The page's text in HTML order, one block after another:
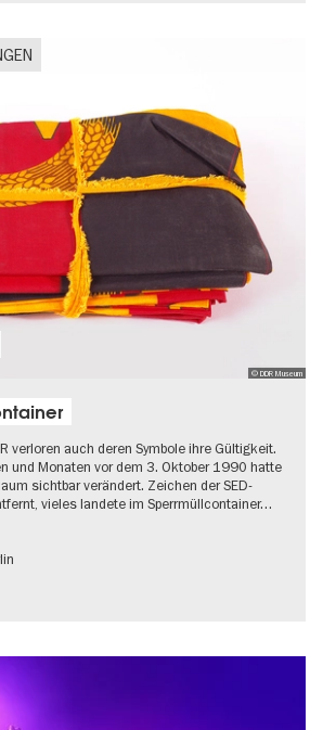
© DDR Museum
verloren auch deren Symbole ihre Gültigkeit.
und Monaten vor dem 3. Oktober 1990 hatte
sichtbar verändert. Zeichen der SED-
vieles landete im Sperrmüllcontainer…